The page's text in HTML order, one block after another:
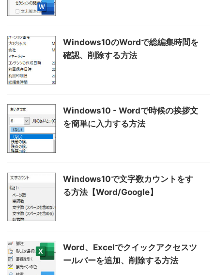
Windows10のWordで総編集時間を
確認、削除する方法
Windows10 - Wordで時候の挨拶文
を簡単に入力する方法
Windows10で文字数カウントをす
る方法【Word/Google】
Word、Excelでクイックアクセスツ
ールバーを追加、削除する方法